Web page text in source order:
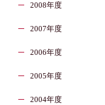
2008年度
2007年度
2006年度
2005年度
2004年度